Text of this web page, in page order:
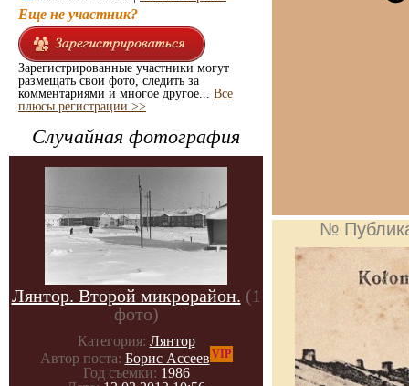
Еще не участник?
Зарегистрированные участники могут
размещать свои фото, следить за
комментариями и многое другое... Все
плюсы регистрации >>
Случайная фотография
Лянтор. Второй микрорайон. (1
фото)
Категория: Лянтор
Автор поста: Борис Ассеев VIP
Год съемки: 1986
№